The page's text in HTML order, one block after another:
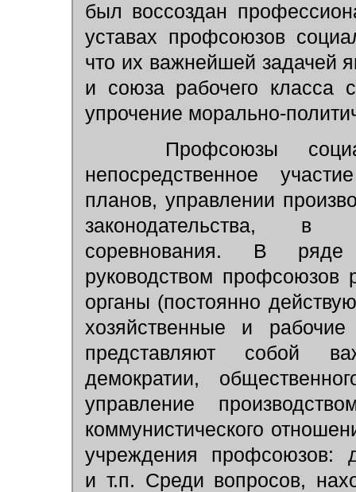
был воссоздан
уставах профсоюзов
что их важнейшей задачей
и союза рабочего класса
упрочение морально-
Профсоюзы
непосредственное
планов, управлении
законодательства, в
соревнования. В ряде
руководством профсоюзов
органы (постоянно
хозяйственные и
представляют собой
демократии,
управление
коммунистического
учреждения профсоюзов:
и т.п. Среди вопросов,